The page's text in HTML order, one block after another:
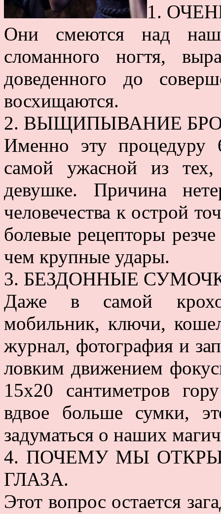
1.
Они смеются над
сломанного ногтя,
доведенного до
восхищаются.
2. ВЫЩИПЫВАНИЕ
Именно эту процедуру
самой ужасной из тех,
девушке. Причина
человечества к острой
болевые рецепторы
чем крупные удары.
3. БЕЗДОННЫЕ
Даже в самой
мобильник, ключи,
журнал, фотография и
ловким движением
15х20 сантиметров
вдвое больше сумки,
задуматься о наших
4. ПОЧЕМУ МЫ
ГЛАЗА.
Этот вопрос остается